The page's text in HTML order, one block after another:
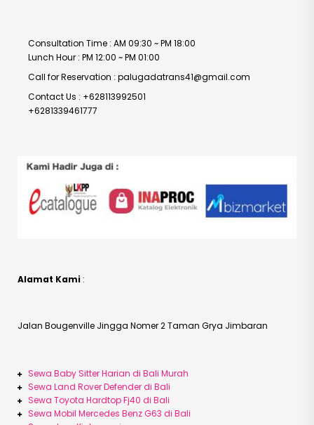
Consultation Time : AM 09:30 ~ PM 18:00
Lunch Hour : PM 12:00 ~ PM 01:00
Call for Reservation : palugadatrans41@gmail.com
Contact Us : +628113992501
+6281339461777
Alamat Kami :
Jalan Bougenville Jingga Nomer 2 Taman Grya Jimbaran
Sewa Baby Sitter Harian di Bali Murah
Sewa Land Rover Defender di Bali
Sewa Toyota Hardtop Fj40 di Bali
Sewa Mobil Mercedes Benz G63 di Bali